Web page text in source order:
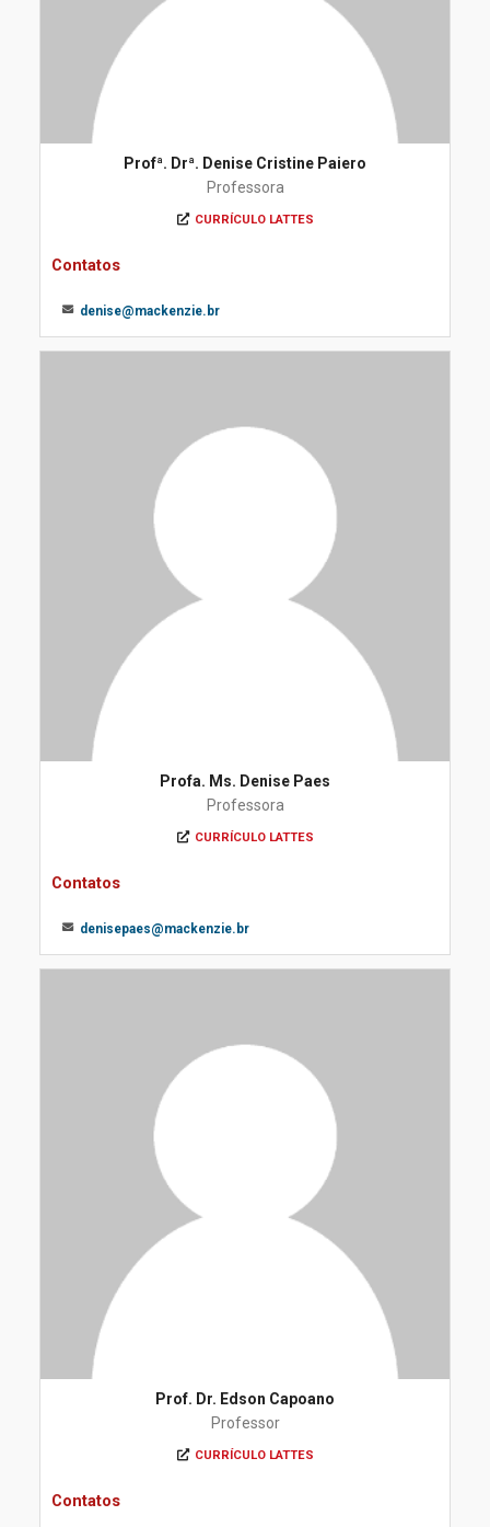
Profª. Drª. Denise Cristine Paiero
Professora
CURRÍCULO LATTES
Contatos
denise@mackenzie.br
Profa. Ms. Denise Paes
Professora
CURRÍCULO LATTES
Contatos
denisepaes@mackenzie.br
Prof. Dr. Edson Capoano
Professor
CURRÍCULO LATTES
Contatos